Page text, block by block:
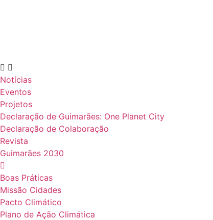
Notícias
Eventos
Projetos
Declaração de Guimarães: One Planet City
Declaração de Colaboração
Revista
Guimarães 2030
Boas Práticas
Missão Cidades
Pacto Climático
Plano de Ação Climática